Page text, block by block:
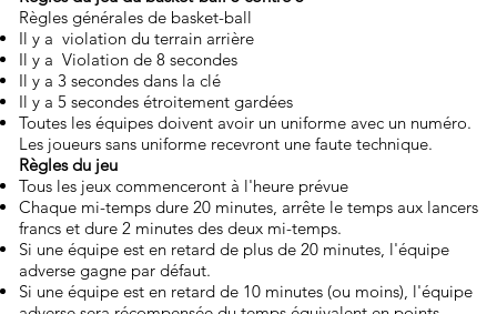
Règles générales de basket-ball
Il y a violation du terrain arrière
Il y a Violation de 8 secondes
Il y a 3 secondes dans la clé
Il y a 5 secondes étroitement gardées
Toutes les équipes doivent avoir un uniforme avec un numéro.
Les joueurs sans uniforme recevront une faute technique.
​Règles du jeu
Tous les jeux commenceront à l'heure prévue
Chaque mi-temps dure 20 minutes, arrête le temps aux lancers
francs et dure 2 minutes des deux mi-temps.
Si une équipe est en retard de plus de 20 minutes, l'équipe
adverse gagne par défaut.
Si une équipe est en retard de 10 minutes (ou moins), l'équipe